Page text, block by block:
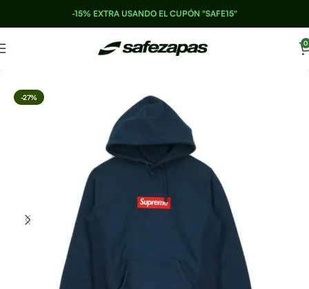
-15% EXTRA USANDO EL CUPÓN "SAFE15"
0
-27%